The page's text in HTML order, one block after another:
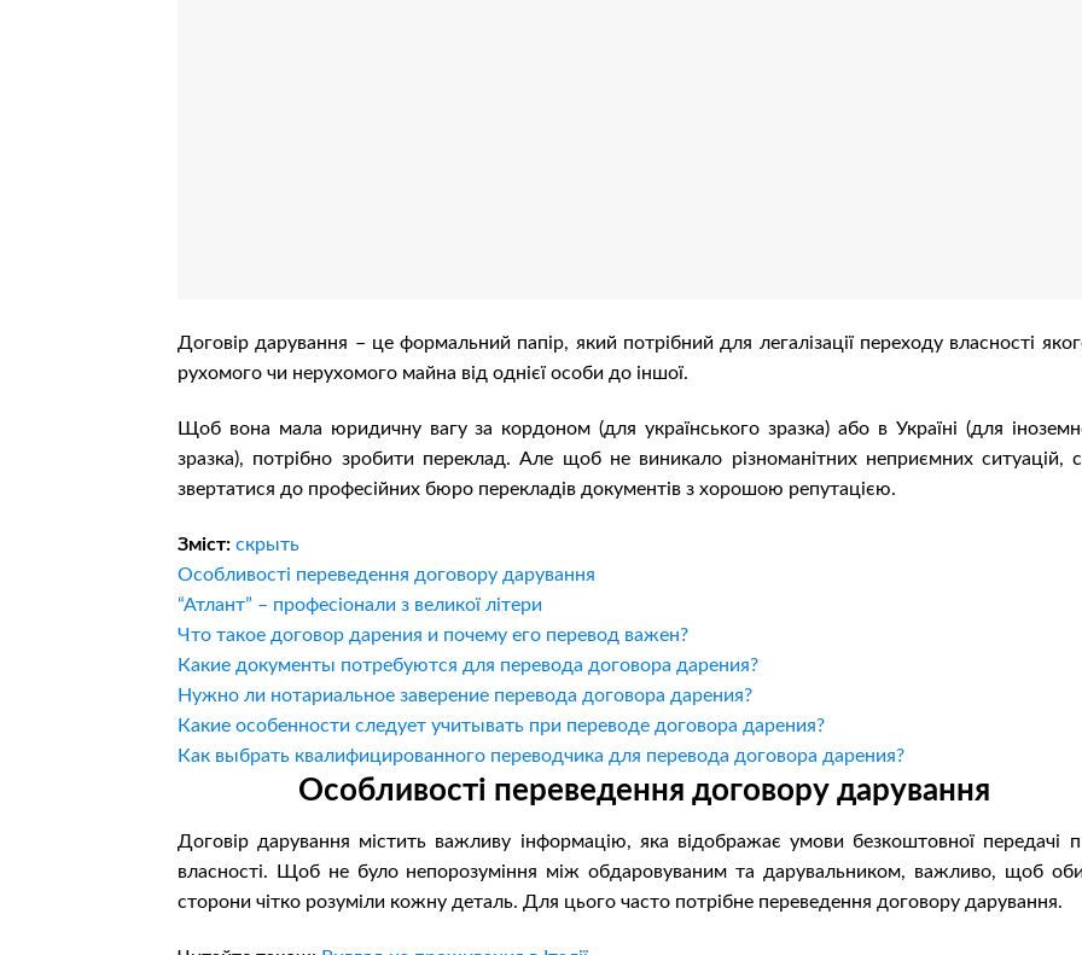
Договір дарування – це формальний папір, який потрібний для легалізації переходу власності
рухомого чи нерухомого майна від однієї особи до іншої.
Щоб вона мала юридичну вагу за кордоном (для українського зразка) або в Україні (для
зразка), потрібно зробити переклад. Але щоб не виникало різноманітних неприємних ситуацій,
звертатися до професійних бюро перекладів документів з хорошою репутацією.
Зміст: скрыть
Особливості переведення договору дарування
“Атлант” – професіонали з великої літери
Что такое договор дарения и почему его перевод важен?
Какие документы потребуются для перевода договора дарения?
Нужно ли нотариальное заверение перевода договора дарения?
Какие особенности следует учитывать при переводе договора дарения?
Как выбрать квалифицированного переводчика для перевода договора дарения?
Особливості переведення договору дарування
Договір дарування містить важливу інформацію, яка відображає умови безкоштовної передачі
власності. Щоб не було непорозуміння між обдаровуваним та дарувальником, важливо, щоб
сторони чітко розуміли кожну деталь. Для цього часто потрібне переведення договору дарування.